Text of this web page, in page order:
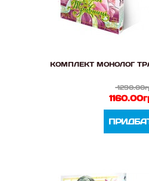
КОМПЛЕКТ МОНОЛОГ